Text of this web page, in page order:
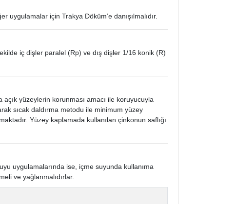
uygulamalar için Trakya Döküm’e danışılmalıdır.
iç dişler paralel (Rp) ve dış dişler 1/16 konik (R)
yüzeylerin korunması amacı ile koruyucuyla
sıcak daldırma metodu ile minimum yüzey
Yüzey kaplamada kullanılan çinkonun saflığı
uygulamalarında ise, içme suyunda kullanıma
ve yağlanmalıdırlar.